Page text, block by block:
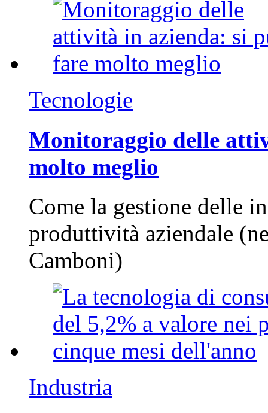
Tecnologie
Monitoraggio delle
molto meglio
Come la gestione delle
produttività aziendale
Camboni)
Industria